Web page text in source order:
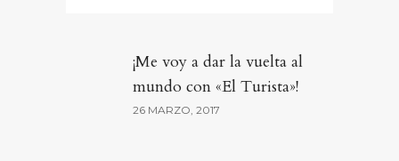
¡Me voy a dar la vuelta al
mundo con «El Turista»!
26 MARZO, 2017